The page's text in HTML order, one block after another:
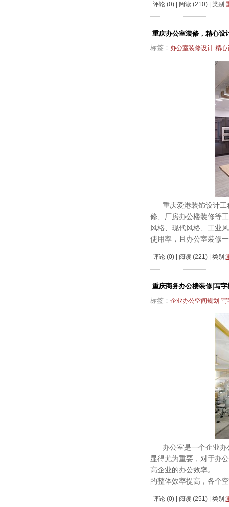
评论 (0) | 阅读 (210) | 类别:
重庆办公室装修，精心设
标签： 办公室装修设计 精心
重庆爱港装饰设计工
修、厂房办公楼装修等
风格、现代风格、工业
使用率，且办公室装修
评论 (0) | 阅读 (221 ) | 类别:
重庆商务办公楼装修|写
标签： 企业办公空间规划 写
办公室是一个企业办
显得尤为重要，对于办
高企业的办公效率。
的整体效率提高，各个
评论 (0) | 阅读 (251) | 类别: